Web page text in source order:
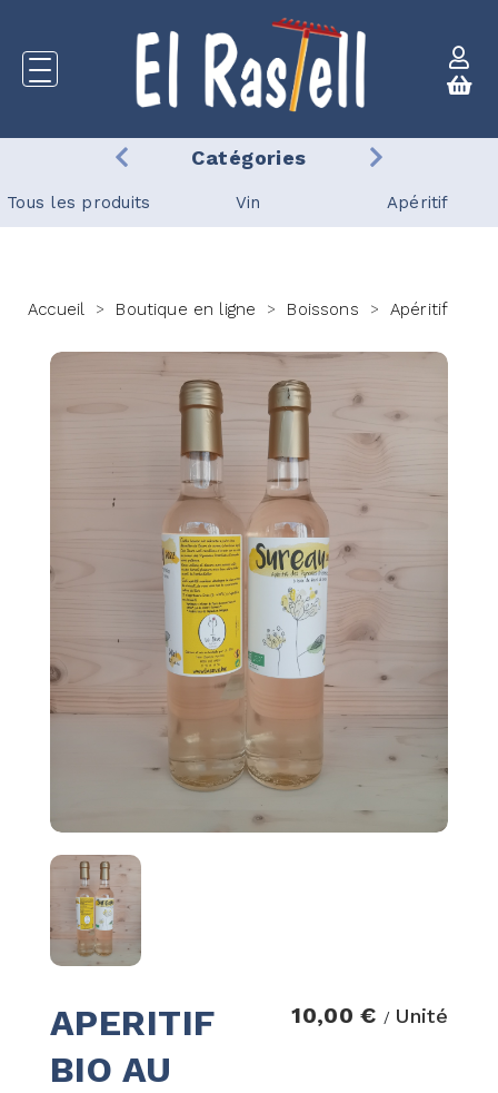
Catégories
Tous les produits Vin Apéritif
Accueil > Boutique en ligne > Boissons > Apéritif
APERITIF
BIO AU
10,00 € / Unité